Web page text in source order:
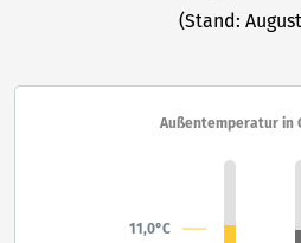
(Stand:
Außentemperatur in
11,0°C